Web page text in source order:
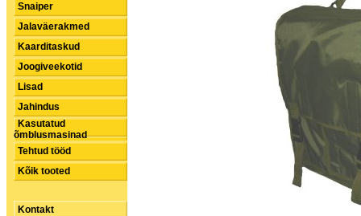
Snaiper
Jalaväerakmed
Kaarditaskud
Joogiveekotid
Lisad
Jahindus
Kasutatud
õmblusmasinad
Tehtud tööd
Kõik tooted
Kontakt